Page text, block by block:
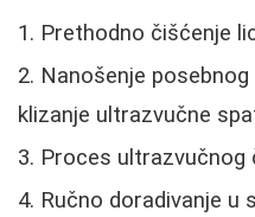
Prethodno čišćenje
Nanošenje
klizanje ultrazvučne
Proces ultrazvučnog
Ručno doradivanje u